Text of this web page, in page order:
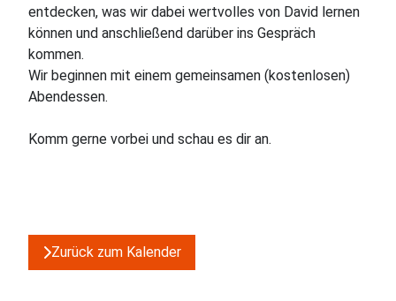
entdecken, was wir dabei wertvolles von David lernen
können und anschließend darüber ins Gespräch
kommen.
Wir beginnen mit einem gemeinsamen (kostenlosen)
Abendessen.
Zurück zum Kalender